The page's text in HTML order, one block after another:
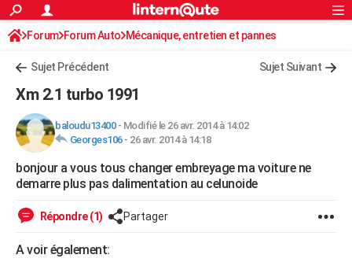
ACTUALITÉS
Politique
Société
Faits Divers
Education
Monde
Villes
+
FINANCE
Retraite
Impôts
Epargne
Immobilier
Risques naturels par ville
Banque
Assurance
Crédit
AUTO
Essais
Réserver un essai
Citadines
Berlines
SUV
Forum auto
+HIGH-TECH
Mobiles
Meilleur smartphone
Internet
Ordinateurs
Jeux vidéo
Guide high-tech
BRICOLAGE
WEEK-END
Rechercher
S'inscrire
Connexion
Forum Forum Auto Mécanique, entretien et pannes
Sujet Précédent Sujet Suivant
Xm 2.1 turbo 1991
baloudu13400- Modifié le 26 avr. 2014 à 14:02
Georges106- 26 avr. 2014 à 14:18
bonjour a vous tous changer embreyage ma voiture ne
demarre plus pas dalimentation au celunoide
Répondre (1) Partager
A voir également: